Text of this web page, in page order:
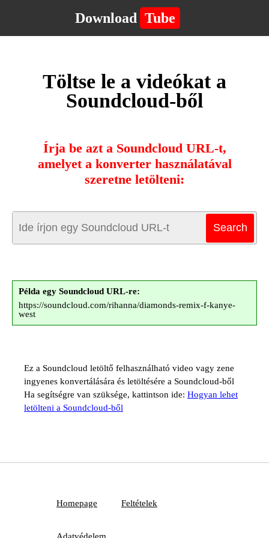
Download Tube
Töltse le a videókat a
Soundcloud-ből
Írja be azt a Soundcloud URL-t,
amelyet a konverter használatával
szeretne letölteni:
Példa egy Soundcloud URL-re:
https://soundcloud.com/rihanna/diamonds-remix-f-kanye-
west
Ez a Soundcloud letöltő felhasználható video vagy zene
ingyenes konvertálására és letöltésére a Soundcloud-ből
Ha segítségre van szüksége, kattintson ide: Hogyan lehet
letölteni a Soundcloud-ből
Homepage Feltételek